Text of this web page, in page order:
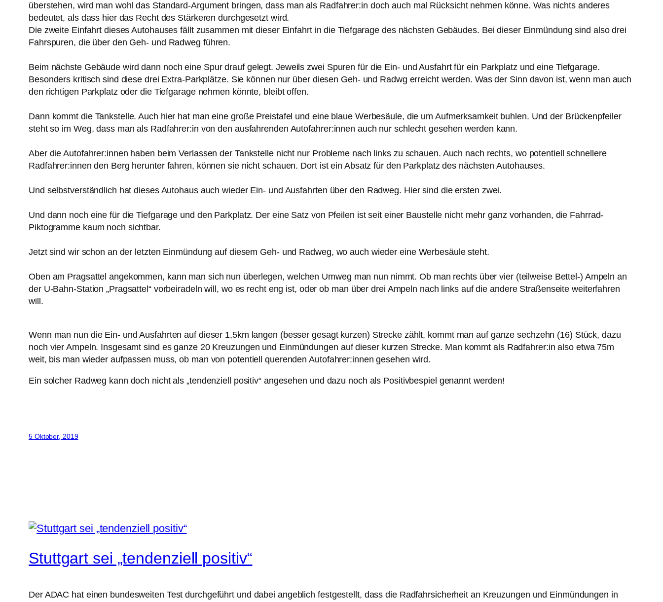
überstehen, wird man wohl das Standard-Argument bringen, dass man als Radfahrer:in doch auch mal Rücksicht nehmen könne. Was nichts anderes
bedeutet, als dass hier das Recht des Stärkeren durchgesetzt wird.
Die zweite Einfahrt dieses Autohauses fällt zusammen mit dieser Einfahrt in die Tiefgarage des nächsten Gebäudes. Bei dieser Einmündung sind also drei
Fahrspuren, die über den Geh- und Radweg führen.
Beim nächste Gebäude wird dann noch eine Spur drauf gelegt. Jeweils zwei Spuren für die Ein- und Ausfahrt für ein Parkplatz und eine Tiefgarage.
Besonders kritisch sind diese drei Extra-Parkplätze. Sie können nur über diesen Geh- und Radwg erreicht werden. Was der Sinn davon ist, wenn man auch
den richtigen Parkplatz oder die Tiefgarage nehmen könnte, bleibt offen.
Dann kommt die Tankstelle. Auch hier hat man eine große Preistafel und eine blaue Werbesäule, die um Aufmerksamkeit buhlen. Und der Brückenpfeiler
steht so im Weg, dass man als Radfahrer:in von den ausfahrenden Autofahrer:innen auch nur schlecht gesehen werden kann.
Aber die Autofahrer:innen haben beim Verlassen der Tankstelle nicht nur Probleme nach links zu schauen. Auch nach rechts, wo potentiell schnellere
Radfahrer:innen den Berg herunter fahren, können sie nicht schauen. Dort ist ein Absatz für den Parkplatz des nächsten Autohauses.
Und selbstverständlich hat dieses Autohaus auch wieder Ein- und Ausfahrten über den Radweg. Hier sind die ersten zwei.
Und dann noch eine für die Tiefgarage und den Parkplatz. Der eine Satz von Pfeilen ist seit einer Baustelle nicht mehr ganz vorhanden, die Fahrrad-
Piktogramme kaum noch sichtbar.
Jetzt sind wir schon an der letzten Einmündung auf diesem Geh- und Radweg, wo auch wieder eine Werbesäule steht.
Oben am Pragsattel angekommen, kann man sich nun überlegen, welchen Umweg man nun nimmt. Ob man rechts über vier (teilweise Bettel-) Ampeln an
der U-Bahn-Station „Pragsattel“ vorbeiradeln will, wo es recht eng ist, oder ob man über drei Ampeln nach links auf die andere Straßenseite weiterfahren
will.
Wenn man nun die Ein- und Ausfahrten auf dieser 1,5km langen (besser gesagt kurzen) Strecke zählt, kommt man auf ganze sechzehn (16) Stück, dazu
noch vier Ampeln. Insgesamt sind es ganze 20 Kreuzungen und Einmündungen auf dieser kurzen Strecke. Man kommt als Radfahrer:in also etwa 75m
weit, bis man wieder aufpassen muss, ob man von potentiell querenden Autofahrer:innen gesehen wird.
Ein solcher Radweg kann doch nicht als „tendenziell positiv“ angesehen und dazu noch als Positivbespiel genannt werden!
5 Oktober, 2019
Stuttgart sei „tendenziell positiv“
Der ADAC hat einen bundesweiten Test durchgeführt und dabei angeblich festgestellt, dass die Radfahrsicherheit an Kreuzungen und Einmündungen in